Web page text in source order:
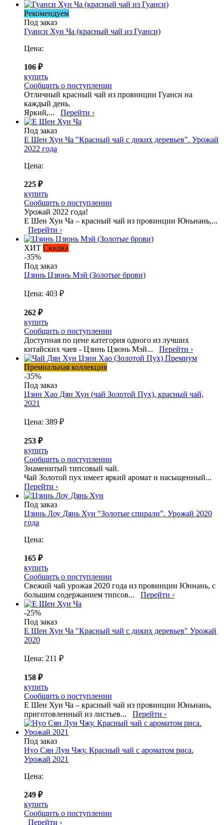
Рекомендуем
Под заказ
Гуанси Хун Ча (красный чай из Гуанси)
Цена:
106 ₽
купить
Сообщить о поступлении
Отличный красный чай из провинции Гуанси на
каждый день.
Яркий,... Перейти ›
Под заказ
Е Шен Хун Ча "Красный чай с диких деревьев". Урожай
2022 года
Цена:
225 ₽
купить
Сообщить о поступлении
Урожай 2022 года!
Е Шен Хун Ча – красный чай из провинции Юньнань,...
Перейти ›
ХИТ Скидка
-35%
Под заказ
Цзинь Цзюнь Мэй (Золотые брови)
Цена: 403 ₽
262 ₽
купить
Сообщить о поступлении
Доступная по цене категория одного из лучших
китайских чаев - Цзинь Цзюнь Мэй... Перейти ›
Премиальная коллекция
-35%
Под заказ
Цзин Хао Дян Хун (чай Золотой Пух), красный чай,
2021
Цена: 389 ₽
253 ₽
купить
Сообщить о поступлении
Знаменитый типсовый чай.
Чай Золотой пух имеет яркий аромат и насыщенный...
Перейти ›
Под заказ
Цзинь Лоу Дянь Хун "Золотые спирали". Урожай 2020
года
Цена:
165 ₽
купить
Сообщить о поступлении
Свежий чай урожая 2020 года из провинции Юннань, с
большим содержанием типсов... Перейти ›
-25%
Под заказ
Е Шен Хун Ча "Красный чай с диких деревьев" Урожай
2020
Цена: 211 ₽
158 ₽
купить
Сообщить о поступлении
Е Шен Хун Ча – красный чай из провинции Юньнань,
приготовленный из листьев... Перейти ›
Под заказ
Нуо Сян Лун Чжу. Красный чай с ароматом риса.
Урожай 2021
Цена:
249 ₽
купить
Сообщить о поступлении
Перейти ›